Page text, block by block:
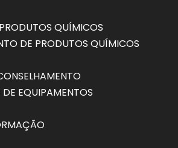
QUÍMICOS
DE PRODUTOS QUÍMICOS
EQUIPAMENTOS